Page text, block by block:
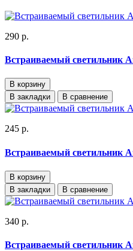
290 р.
Встраиваемый светильник
В корзину
В закладки
В сравнение
245 р.
Встраиваемый светильник
В корзину
В закладки
В сравнение
340 р.
Встраиваемый светильник